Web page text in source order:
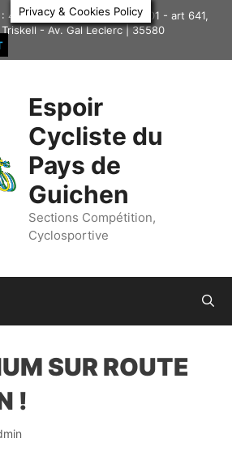
4335417 | Association loi 1901 - art 641,
- Av. Gal Leclerc | 35580
Espoir
Cycliste du
Pays de
Guichen
Sections Compétition,
Cyclosportive
SUR ROUTE
!
Privacy & Cookies Policy